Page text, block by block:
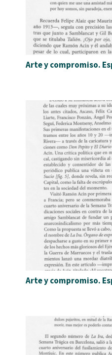
Arte y compromiso.
Arte y compromiso.